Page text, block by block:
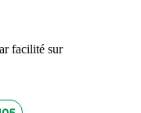
facilité sur